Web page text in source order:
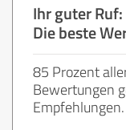
Ihr guter Ruf:
Die beste
85 Prozent
Bewertungen
Empfehlungen.